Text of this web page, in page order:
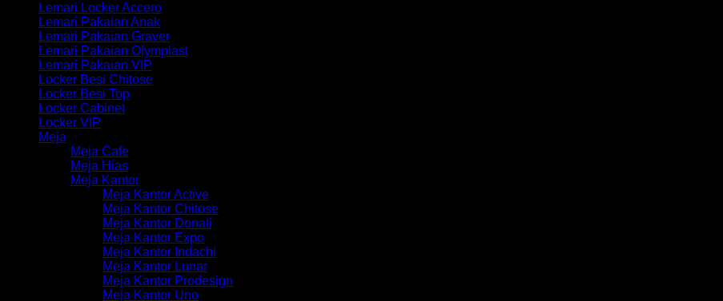
Lemari Locker Accero
Lemari Pakaian Anak
Lemari Pakaian Graver
Lemari Pakaian Olymplast
Lemari Pakaian VIP
Locker Besi Chitose
Locker Besi Top
Locker Cabinet
Locker VIP
Meja
Meja Cafe
Meja Hias
Meja Kantor
Meja Kantor Active
Meja Kantor Chitose
Meja Kantor Donati
Meja Kantor Expo
Meja Kantor Indachi
Meja Kantor Lunar
Meja Kantor Prodesign
Meja Kantor Uno